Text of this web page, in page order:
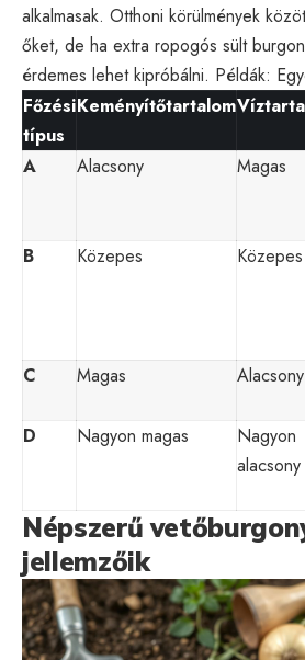
alkalmasak. Otthoni körülmények
őket, de ha extra ropogós sült
érdemes lehet kipróbálni. Példák:
Főzési
típus
Keményítőtartalom
A
Alacsony Magas
B Közepes Közepes
C Magas Alacsony
D
Nagyon magas
Nagyon
alacsony
Népszerű
jellemzőik